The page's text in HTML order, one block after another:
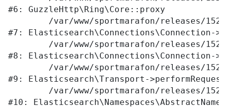
#6: GuzzleHttp\Ring\Core::proxy
#7: Elasticsearch\Connections\Connection-
#8: Elasticsearch\Connections\Connection-
#9: Elasticsearch\Transport->performRequest
#10: